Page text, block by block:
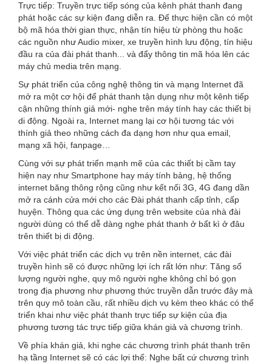
Trực tiếp: Truyền trực tiếp sóng của kênh phát thanh đang
phát hoặc các sự kiện đang diễn ra. Để thực hiện cần có một
bộ mã hóa thời gian thực, nhận tín hiệu từ phòng thu hoặc
các nguồn như Audio mixer, xe truyền hình lưu động, tín hiệu
đầu ra của đài phát thanh... và đẩy thông tin mã hóa lên các
máy chủ media trên mạng.
Sự phát triển của công nghệ thông tin và mạng Internet đã
mở ra một cơ hội để phát thanh tận dụng như một kênh tiếp
cận những thính giả mới- nghe trên máy tính hay các thiết bị
di động. Ngoài ra, Internet mang lại cơ hội tương tác với
thính giả theo những cách đa dạng hơn như qua email,
mạng xã hội, fanpage…
Cùng với sự phát triển mạnh mẽ của các thiết bị cầm tay
hiện nay như Smartphone hay máy tính bảng, hệ thống
internet băng thông rộng cũng như kết nối 3G, 4G đang dần
mở ra cánh cửa mới cho các Đài phát thanh cấp tỉnh, cấp
huyện. Thông qua các ứng dụng trên website của nhà đài
người dùng có thể dễ dàng nghe phát thanh ở bất kì ở đâu
trên thiết bị di động.
Với việc phát triển các dịch vụ trên nền internet, các đài
truyền hình sẽ có được những lợi ích rất lớn như: Tăng số
lượng người nghe, quy mô người nghe không chỉ bó gọn
trong địa phương như phương thức truyền dẫn trước đây mà
trên quy mô toàn cầu, rất nhiều dịch vụ kèm theo khác có thể
triển khai như việc phát thanh trực tiếp sự kiện của địa
phương tương tác trực tiếp giữa khán giả và chương trình.
Về phía khán giả, khi nghe các chương trình phát thanh trên
hạ tầng Internet sẽ có các lợi thế: Nghe bất cứ chương trình